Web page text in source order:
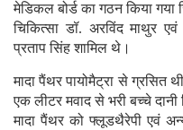
मेडिकल बोर्ड का गठन किया गया
चिकित्सा डॉ. अरविंद माथुर
प्रताप सिंह शामिल थे।
मादा पैंथर पायोमैट्रा से ग्रसित
एक लीटर मवाद से भरी बच्चे
मादा पैंथर को फ्लूडथैरेपी एवं